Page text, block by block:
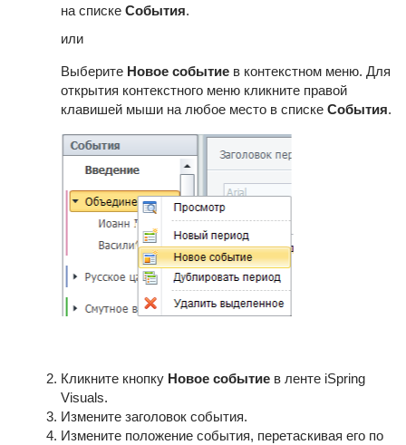
на списке События.
или
Выберите Новое событиев контекстном меню. Для
открытия контекстного меню кликните правой
клавишей мыши на любое место в списке События.
Кликните кнопку Новое событиев ленте iSpring
Visuals.
Измените заголовок события.
Измените положение события, перетаскивая его по